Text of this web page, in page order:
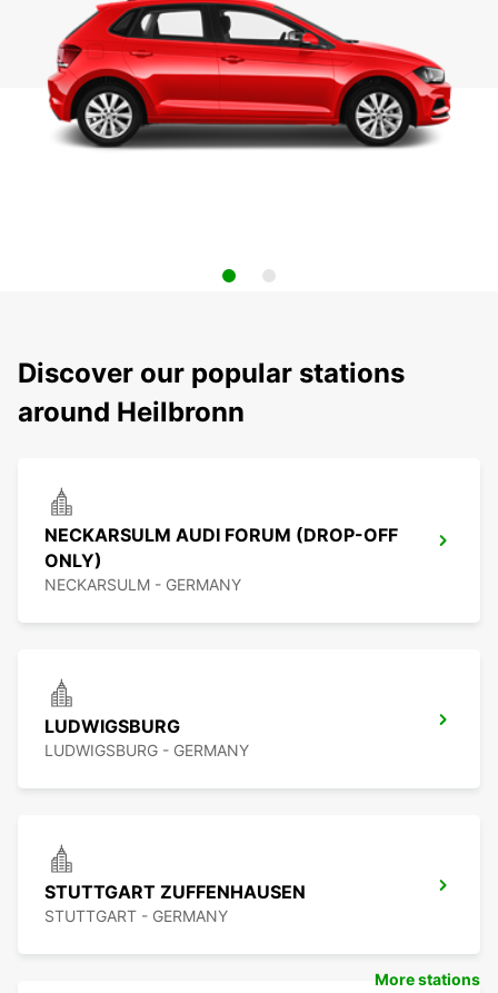
Discover our popular stations
around Heilbronn
NECKARSULM AUDI FORUM (DROP-OFF
ONLY)
NECKARSULM - GERMANY
LUDWIGSBURG
LUDWIGSBURG - GERMANY
STUTTGART ZUFFENHAUSEN
STUTTGART - GERMANY
More stations